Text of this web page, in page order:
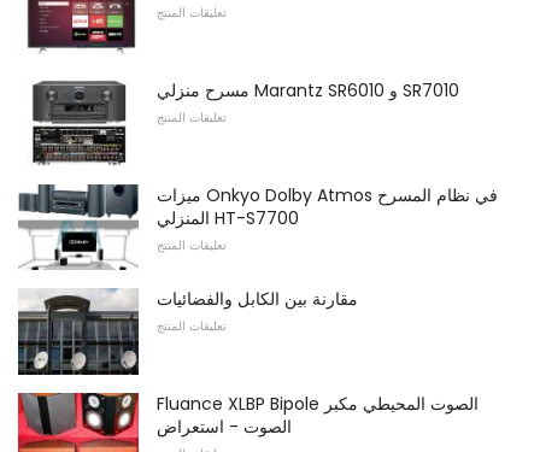
تعليقات المنتج
مسرح منزلي Marantz SR6010 و SR7010
تعليقات المنتج
ميزات Onkyo Dolby Atmos في نظام المسرح
المنزلي HT-S7700
تعليقات المنتج
مقارنة بين الكابل والفضائيات
تعليقات المنتج
Fluance XLBP Bipole الصوت المحيطي مكبر
الصوت - استعراض